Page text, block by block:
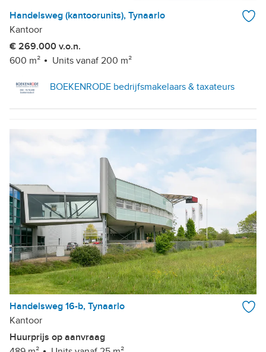
Handelsweg (kantoorunits), Tynaarlo
Kantoor
€ 269.000 v.o.n.
600 m²
Units vanaf 200 m²
BOEKENRODE bedrijfsmakelaars & taxateurs
Handelsweg 16-b, Tynaarlo
Kantoor
Huurprijs op aanvraag